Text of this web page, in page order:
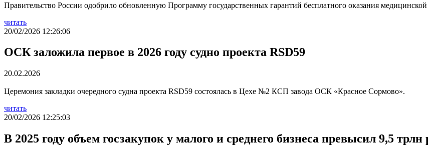
Правительство России одобрило обновленную Программу государственных гарантий бесплатного оказания
читать
20/02/2026 12:26:06
ОСК заложила первое в 2026 году судно проекта RSD59
20.02.2026
Церемония закладки очередного судна проекта RSD59 состоялась в Цехе №2 КСП завода ОСК «Красное Сормово».
читать
20/02/2026 12:25:03
В 2025 году объем госзакупок у малого и среднего бизнеса превысил 9,5 трлн